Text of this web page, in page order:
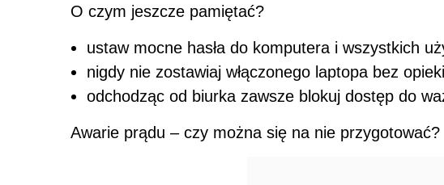
O czym jeszcze pamiętać?
ustaw mocne hasła do komputera i wszystkich
nigdy nie zostawiaj włączonego laptopa bez
odchodząc od biurka zawsze blokuj dostęp do
Awarie prądu – czy można się na nie przygotować?